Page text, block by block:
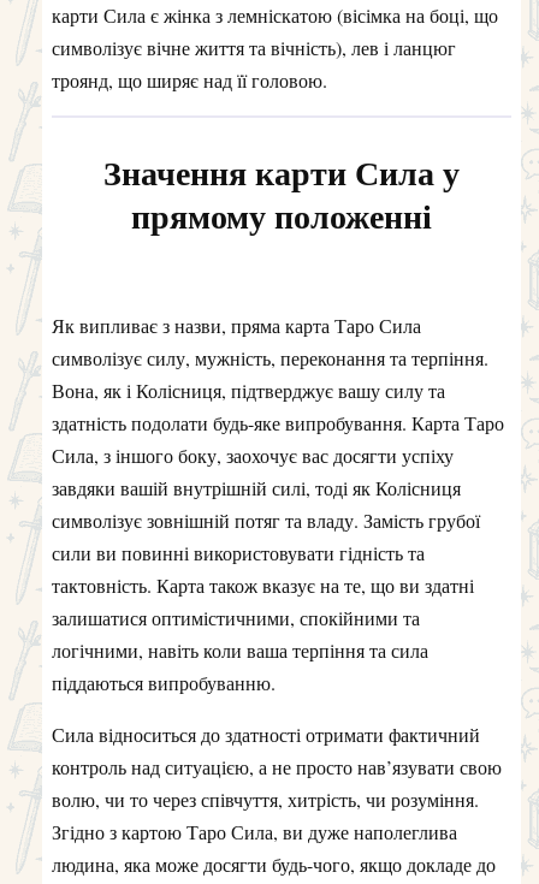
карти Сила є жінка з лемніскатою (вісімка на боці, що
символізує вічне життя та вічність), лев і ланцюг
троянд, що ширяє над її головою.
Значення карти Сила у
прямому положенні
Як випливає з назви, пряма карта Таро Сила
символізує силу, мужність, переконання та терпіння.
Вона, як і Колісниця, підтверджує вашу силу та
здатність подолати будь-яке випробування. Карта Таро
Сила, з іншого боку, заохочує вас досягти успіху
завдяки вашій внутрішній силі, тоді як Колісниця
символізує зовнішній потяг та владу. Замість грубої
сили ви повинні використовувати гідність та
тактовність. Карта також вказує на те, що ви здатні
залишатися оптимістичними, спокійними та
логічними, навіть коли ваша терпіння та сила
піддаються випробуванню.
Сила відноситься до здатності отримати фактичний
контроль над ситуацією, а не просто нав’язувати свою
волю, чи то через співчуття, хитрість, чи розуміння.
Згідно з картою Таро Сила, ви дуже наполеглива
людина, яка може досягти будь-чого, якщо докладе до